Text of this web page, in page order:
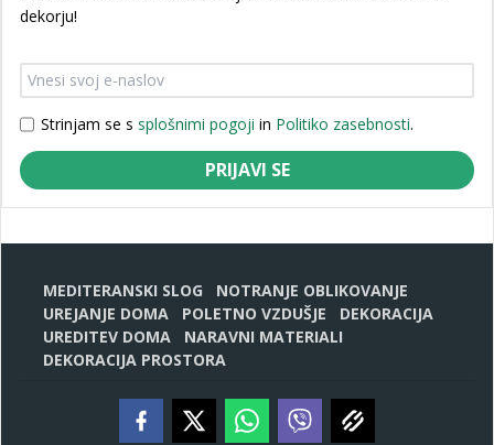
dekorju!
Strinjam se s splošnimi pogoji in Politiko zasebnosti.
PRIJAVI SE
MEDITERANSKI SLOG
NOTRANJE OBLIKOVANJE
UREJANJE DOMA
POLETNO VZDUŠJE
DEKORACIJA
UREDITEV DOMA
NARAVNI MATERIALI
DEKORACIJA PROSTORA